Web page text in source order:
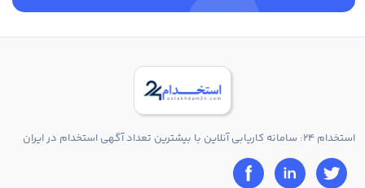
استخدام 24: سامانه کاریابی آنلاین با بیشترین تعداد آگهی استخدام در ایران